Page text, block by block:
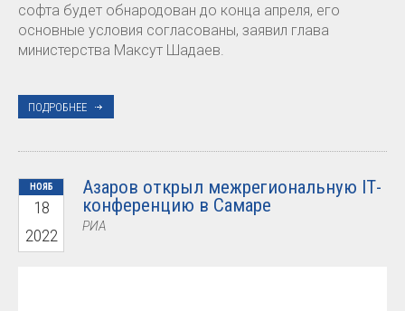
софта будет обнародован до конца апреля, его
основные условия согласованы, заявил глава
министерства Максут Шадаев.
ПОДРОБНЕЕ
НОЯБ
18
2022
Азаров открыл межрегиональную IТ-
конференцию в Самаре
РИА